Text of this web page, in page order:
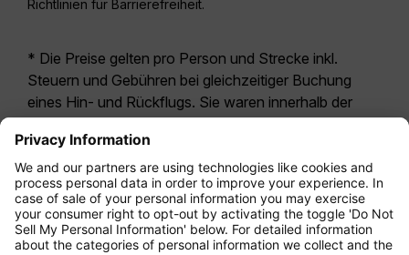
Richtlinien für Barrierefreiheit.
* Die Preise gelten pro Person und Strecke inkl.
Steuern und Gebühren bei gleichzeitiger Buchung
eines Hin- und Rückflugs. Sie waren innerhalb der
möglicherweise nicht mehr aktuell. Bei den für die
Economy Class angegebenen Tarifen handelt es
sich i.d.R. um Economy Zero, unsere restriktivste
Tarifoption. Es können hierfür zusätzliche Gebühren
fürAufgabegepäckoder für andere optionale